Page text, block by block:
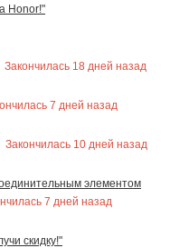
Honor!"
Закончилась 18 дней назад
7 дней назад
Закончилась 10 дней назад
элементом
7 дней назад
скидку!"